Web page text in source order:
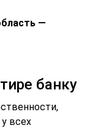
—
банку
всех